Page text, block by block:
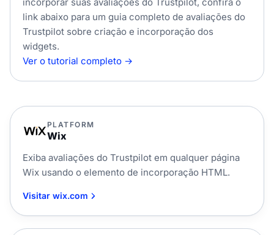
link abaixo para um guia completo de avaliações do
Trustpilot sobre criação e incorporação dos
widgets.
Ver o tutorial completo →
PLATFORM
Wix
Exiba avaliações do Trustpilot em qualquer página
Wix usando o elemento de incorporação HTML.
Visitar wix.com